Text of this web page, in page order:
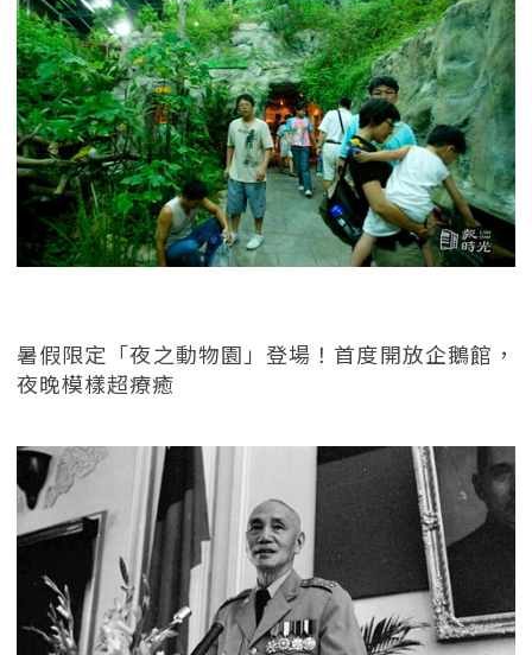
暑假限定「夜之動物園」登場！首度開放企鵝館，
夜晚模樣超療癒